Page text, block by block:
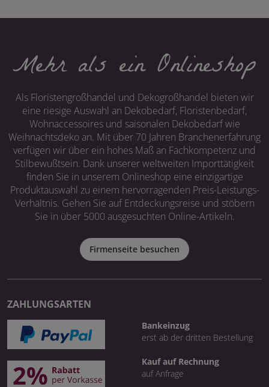
Mehr als ein Onlineshop
Als Floristengroßhandel und Dekogroßhandel bieten wir
eine riesige Auswahl an Dekobedarf, Floristenbedarf,
Wohnaccessoires und saisonalen Dekobedarf wie
Weihnachtsdeko an. Mit über 70 Jahren Branchenerfahrung
verfügen wir über ein hohes Maß an Fachkompetenz und
Stilbewußtsein. Dank unserer weltweiten Importtätigkeit
finden Sie in unserem Onlineshop eine einzigartige
Produktauswahl zu einem hervorragenden Preis-Leistungs-
Verhältnis. Gehen Sie auf Entdeckungsreise und stöbern
Sie in über 5000 ausgesuchten Online-Artikeln.
Firmenseite besuchen
ZAHLUNGSARTEN
Bankeinzug
erst ab der dritten Bestellung
Kauf auf Rechnung
auf Anfrage